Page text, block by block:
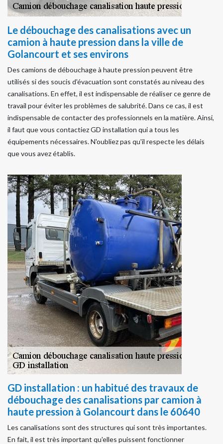
Le débouchage des canalisations avec un
camion à haute pression dans la ville de
Golancourt et ses environs
Des camions de débouchage à haute pression peuvent être
utilisés si des soucis d'évacuation sont constatés au niveau des
canalisations. En effet, il est indispensable de réaliser ce genre de
travail pour éviter les problèmes de salubrité. Dans ce cas, il est
indispensable de contacter des professionnels en la matière. Ainsi,
il faut que vous contactiez GD installation qui a tous les
équipements nécessaires. N'oubliez pas qu'il respecte les délais
que vous avez établis.
GD installation : un habitué des travaux de
débouchage des canalisations par camion à
haute pression à Golancourt dans le 60640
Les canalisations sont des structures qui sont très importantes.
En fait, il est très important qu'elles puissent fonctionner